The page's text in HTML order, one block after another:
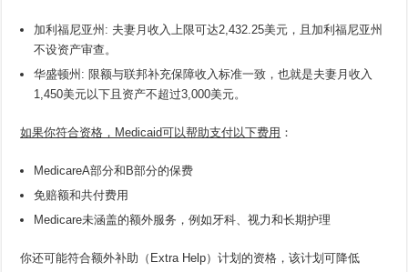
加利福尼亚州: 夫妻月收入上限可达2,432.25美元，且加利福尼亚州
不设资产审查。
华盛顿州: 限额与联邦补充保障收入标准一致，也就是夫妻月收入
1,450美元以下且资产不超过3,000美元。
如果你符合资格，Medicaid可以帮助支付以下费用 ：
MedicareA部分和B部分的保费
免赔额和共付费用
Medicare未涵盖的额外服务，例如牙科、视力和长期护理
你还可能符合额外补助（Extra Help）计划的资格，该计划可降低